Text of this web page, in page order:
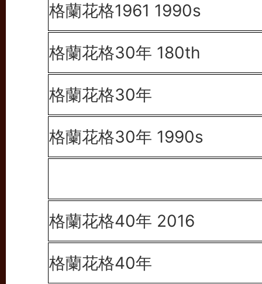
格蘭花格1961 1990s
格蘭花格30年 180th
格蘭花格30年
格蘭花格30年 1990s
格蘭花格40年 2016
格蘭花格40年